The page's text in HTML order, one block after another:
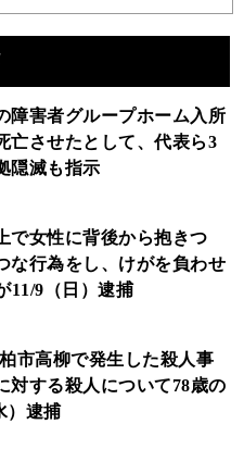
障害者グループホーム入所
亡させたとして、代表ら3
隠滅も指示
で女性に背後から抱きつ
な行為をし、けがを負わせ
11/9（日）逮捕
市高柳で発生した殺人事
対する殺人について78歳の
）逮捕